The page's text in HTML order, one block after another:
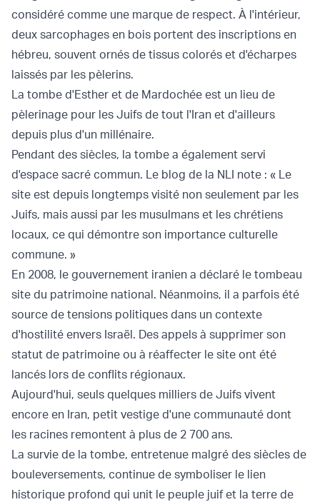
considéré comme une marque de respect. À l'intérieur,
deux sarcophages en bois portent des inscriptions en
hébreu, souvent ornés de tissus colorés et d'écharpes
laissés par les pèlerins.
La tombe d'Esther et de Mardochée est un lieu de
pèlerinage pour les Juifs de tout l'Iran et d'ailleurs
depuis plus d'un millénaire.
Pendant des siècles, la tombe a également servi
d'espace sacré commun. Le blog de la NLI note : « Le
site est depuis longtemps visité non seulement par les
Juifs, mais aussi par les musulmans et les chrétiens
locaux, ce qui démontre son importance culturelle
commune. »
En 2008, le gouvernement iranien a déclaré le tombeau
site du patrimoine national. Néanmoins, il a parfois été
source de tensions politiques dans un contexte
d'hostilité envers Israël. Des appels à supprimer son
statut de patrimoine ou à réaffecter le site ont été
lancés lors de conflits régionaux.
Aujourd'hui, seuls quelques milliers de Juifs vivent
encore en Iran, petit vestige d'une communauté dont
les racines remontent à plus de 2 700 ans.
La survie de la tombe, entretenue malgré des siècles de
bouleversements, continue de symboliser le lien
historique profond qui unit le peuple juif et la terre de